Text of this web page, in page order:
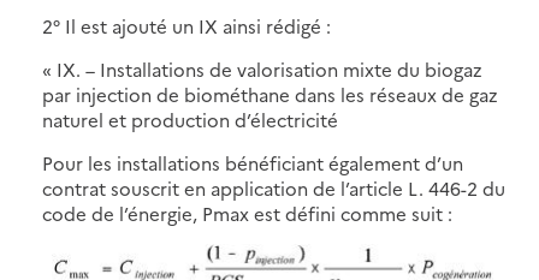
2° Il est ajouté un IX ainsi rédigé :
« IX. – Installations de valorisation mixte du biogaz
par injection de biométhane dans les réseaux de gaz
naturel et production d’électricité
Pour les installations bénéficiant également d’un
contrat souscrit en application de l’article L. 446-2 du
code de l’énergie, Pmax est défini comme suit :